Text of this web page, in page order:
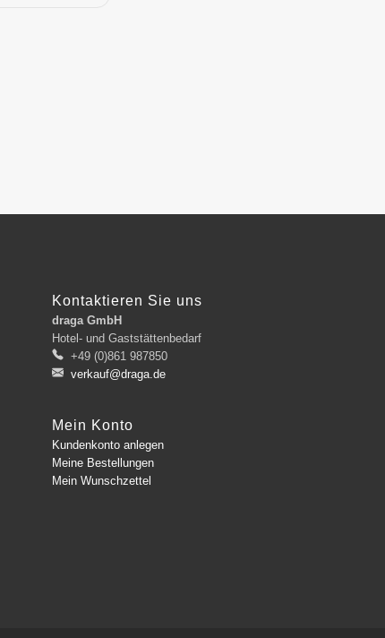
Kontaktieren Sie uns
draga GmbH
Hotel- und Gaststättenbedarf
+49 (0)861 987850
verkauf@draga.de
Mein Konto
Kundenkonto anlegen
Meine Bestellungen
Mein Wunschzettel